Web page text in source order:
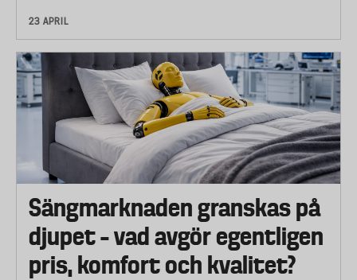
23 APRIL
Sängmarknaden granskas på
djupet – vad avgör egentligen
pris, komfort och kvalitet?